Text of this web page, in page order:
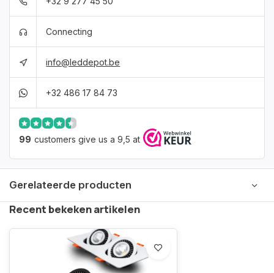
Connecting
info@leddepot.be
+32 486 17 84 73
99 customers give us a 9,5 at
Gerelateerde producten
Recent bekeken artikelen